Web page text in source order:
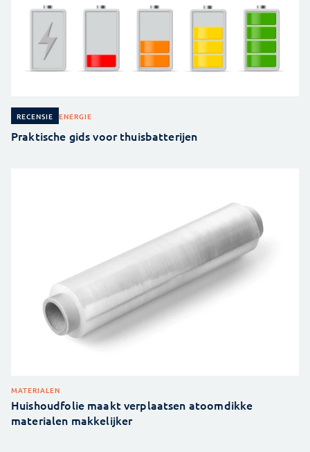
RECENSIE ENERGIE
Praktische gids voor thuisbatterijen
MATERIALEN
Huishoudfolie maakt verplaatsen atoomdikke
materialen makkelijker